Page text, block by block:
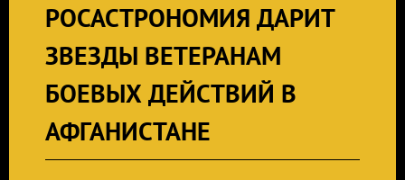
РОСАСТРОНОМИЯ ДАРИТ
ЗВЕЗДЫ ВЕТЕРАНАМ
БОЕВЫХ ДЕЙСТВИЙ В
АФГАНИСТАНЕ